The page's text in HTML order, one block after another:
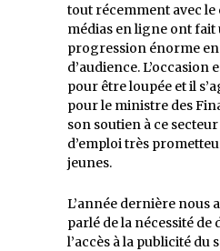
tout récemment avec
médias en ligne ont fait
progression énorme
d’audience. L’occasion
pour être loupée et il
pour le ministre des
son soutien à ce
d’emploi très
jeunes.
L’année dernière nous
parlé de la nécessité de
l’accès à la publicité du